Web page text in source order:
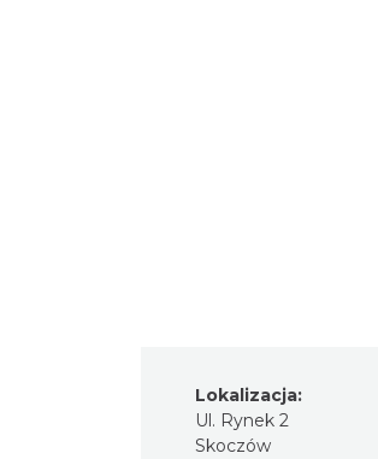
Lokalizacja:
Ul. Rynek 2
Skoczów